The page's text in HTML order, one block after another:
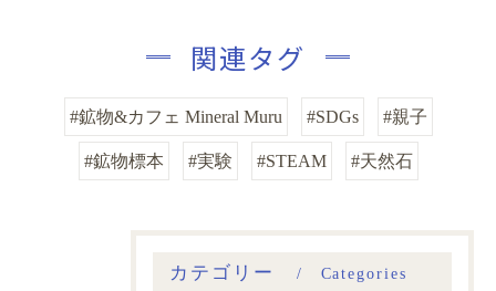
関連タグ
#鉱物&カフェ Mineral Muru #SDGs #親子
#鉱物標本 #実験 #STEAM #天然石
カテゴリー Categories